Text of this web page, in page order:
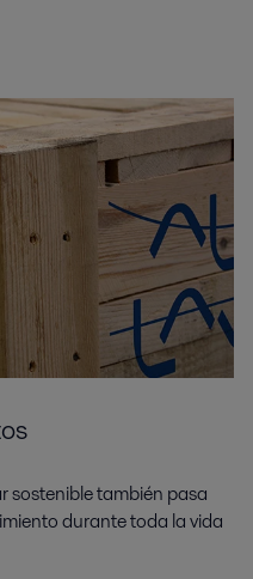
sostenible también pasa
durante toda la vida